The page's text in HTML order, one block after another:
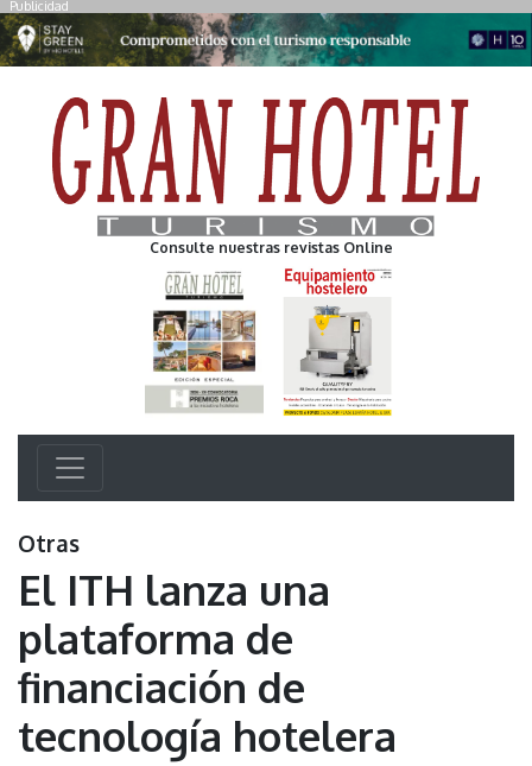
Publicidad
Consulte nuestras revistas Online
Otras
El ITH lanza una
plataforma de
financiación de
tecnología hotelera